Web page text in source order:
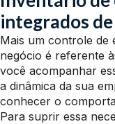
integrados
Mais um controle de
negócio é referente
você acompanhar
a dinâmica da sua
conhecer o
Para suprir essa